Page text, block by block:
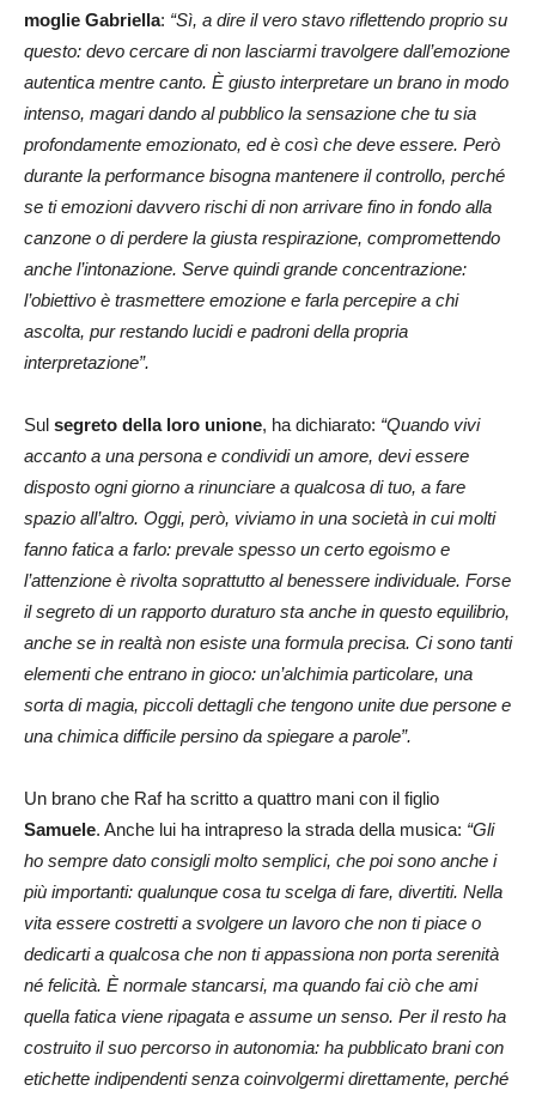
moglie Gabriella: “Sì, a dire il vero stavo riflettendo proprio su
questo: devo cercare di non lasciarmi travolgere dall’emozione
autentica mentre canto. È giusto interpretare un brano in modo
intenso, magari dando al pubblico la sensazione che tu sia
profondamente emozionato, ed è così che deve essere. Però
durante la performance bisogna mantenere il controllo, perché
se ti emozioni davvero rischi di non arrivare fino in fondo alla
canzone o di perdere la giusta respirazione, compromettendo
anche l’intonazione. Serve quindi grande concentrazione:
l’obiettivo è trasmettere emozione e farla percepire a chi
ascolta, pur restando lucidi e padroni della propria
interpretazione”.
Sul segreto della loro unione, ha dichiarato: “Quando vivi
accanto a una persona e condividi un amore, devi essere
disposto ogni giorno a rinunciare a qualcosa di tuo, a fare
spazio all’altro. Oggi, però, viviamo in una società in cui molti
fanno fatica a farlo: prevale spesso un certo egoismo e
l’attenzione è rivolta soprattutto al benessere individuale. Forse
il segreto di un rapporto duraturo sta anche in questo equilibrio,
anche se in realtà non esiste una formula precisa. Ci sono tanti
elementi che entrano in gioco: un’alchimia particolare, una
sorta di magia, piccoli dettagli che tengono unite due persone e
una chimica difficile persino da spiegare a parole”.
Un brano che Raf ha scritto a quattro mani con il figlio
Samuele. Anche lui ha intrapreso la strada della musica: “Gli
ho sempre dato consigli molto semplici, che poi sono anche i
più importanti: qualunque cosa tu scelga di fare, divertiti. Nella
vita essere costretti a svolgere un lavoro che non ti piace o
dedicarti a qualcosa che non ti appassiona non porta serenità
né felicità. È normale stancarsi, ma quando fai ciò che ami
quella fatica viene ripagata e assume un senso. Per il resto ha
costruito il suo percorso in autonomia: ha pubblicato brani con
etichette indipendenti senza coinvolgermi direttamente, perché